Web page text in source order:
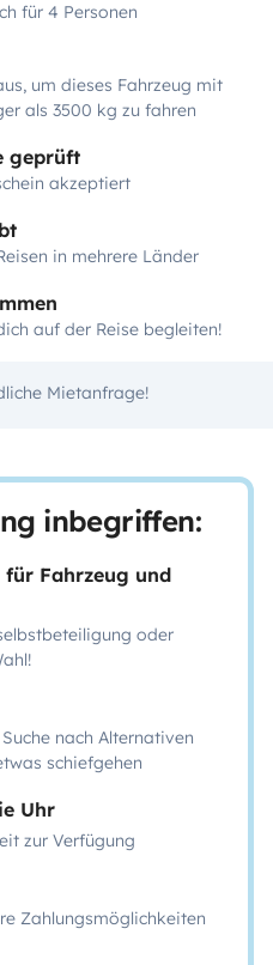
für 4 Personen
um dieses Fahrzeug mit
als 3500 kg zu fahren
geprüft
akzeptiert
in mehrere Länder
auf der Reise begleiten!
Mietanfrage!
inbegriffen:
Fahrzeug und
oder
nach Alternativen
schiefgehen
Uhr
zur Verfügung
Zahlungsmöglichkeiten